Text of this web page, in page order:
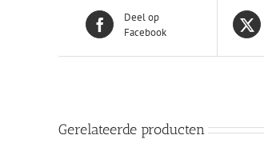
Deel op
Facebook
Gerelateerde producten